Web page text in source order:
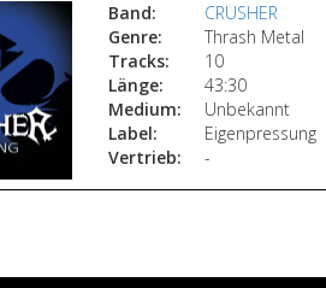
Band:
CRUSHER
Genre:
Thrash Metal
Tracks:
10
Länge:
43:30
Medium:
Unbekannt
Label:
Eigenpressung
Vertrieb:
-